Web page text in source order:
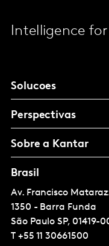
Intelligence
Solucoes
Perspectivas
Sobre a Kantar
Brasil
Av. Francisco
1350 - Barra Funda
São Paulo SP, 01419-
T +55 11 30661500